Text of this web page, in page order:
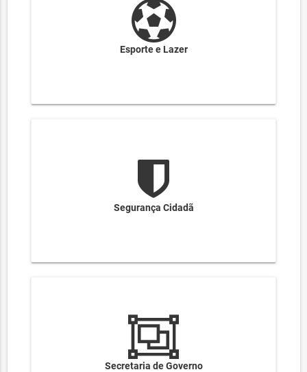
Esporte e Lazer
Segurança Cidadã
Secretaria de Governo